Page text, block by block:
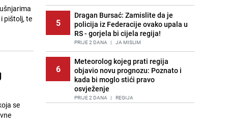
pištolj, te
se
5
Dragan Bursać: Zamislite da je
policija iz Federacije ovako upala u
RS - gorjela bi cijela regija!
PRIJE 2 DANA | JA MISLIM
6
Meteorolog kojeg prati regija
objavio novu prognozu: Poznato i
kada bi moglo stići pravo
osvježenje
PRIJE 2 DANA | REGIJA